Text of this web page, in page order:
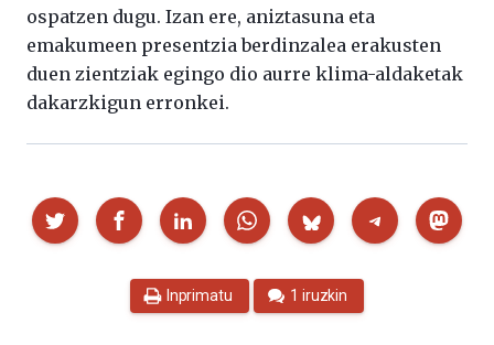
ospatzen dugu. Izan ere, aniztasuna eta
emakumeen presentzia berdinzalea erakusten
duen zientziak egingo dio aurre klima-aldaketak
dakarzkigun erronkei.
Partekatu
Inprimatu 1 iruzkin